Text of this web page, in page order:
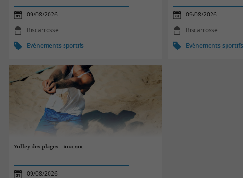
09/08/2026
Biscarrosse
Evènements sportifs
09/08/2026
Biscarrosse
Evènements sportifs
Volley des plages - tournoi
09/08/2026